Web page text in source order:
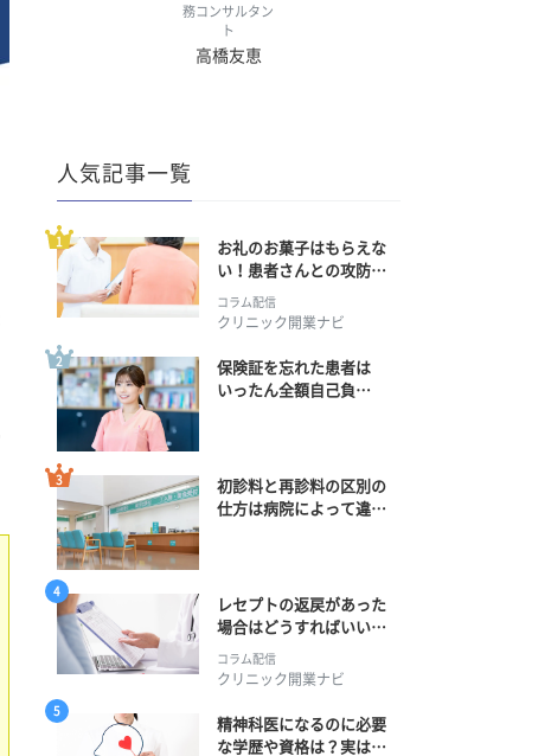
務コンサルタン
ト
高橋友恵
人気記事一覧
お礼のお菓子はもらえな
い！患者さんとの攻防の
コラム配信
クリニック開業ナビ
保険証を忘れた患者は
いったん全額自己負
初診料と再診料の区別の
仕方は病院によって違
レセプトの返戻があった
場合はどうすればいい？
そのプロセスとは？
コラム配信
クリニック開業ナビ
精神科医になるのに必要
な学歴や資格は？実は学